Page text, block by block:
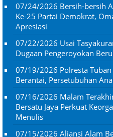
07/24/2026 Bersih-bersih
Ke-25 Partai Demokrat,
Apresiasi
07/22/2026 Usai
Dugaan Pengeroyokan
07/19/2026 Polresta
Berantai, Persetubuhan
07/16/2026 Malam
Bersatu Jaya Perkuat
Menulis
07/15/2026 Aliansi Alam